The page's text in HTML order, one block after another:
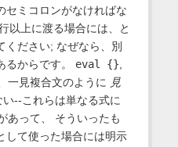
セミコロンがなければな
以上に渡る場合には、と
ください; なぜなら、別
るからです。 eval {},
一見複合文のように 見
--これらは単なる式に
あって、 そういったも
して使った場合には明示